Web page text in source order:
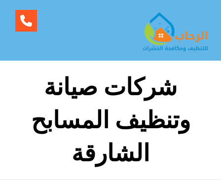
شركات صيانة
وتنظيف المسابح
الشارقة